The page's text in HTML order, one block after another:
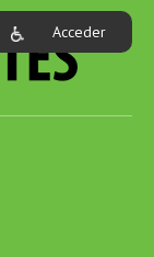
Acceder